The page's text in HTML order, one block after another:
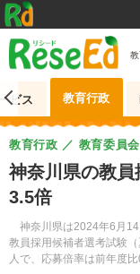
ビス 教育行政
神奈川県の教
3.5倍
神奈川県は2024年6月14
教員採用候補者選考試験
人で、応募倍率は前年度
教育行政 教育委員会